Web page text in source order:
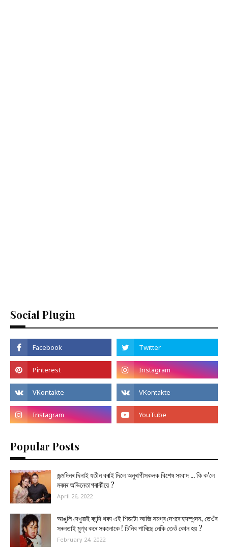
Social Plugin
Popular Posts
জন্মদিনৰ দিনাই যতীন বৰাই দিলে অনুৰাগীসকলক বিশেষ সংবাদ ... কি ক'লে
মৰমৰ অভিনেতাগৰাকীয়ে ?
April 26, 2022
আঙুলি দেখুৱাই কান্দি থকা এই শিশুটো আজি সমগ্ৰ দেশৰে হৃদস্পন্দন, তেওঁৰ
সৰলতাই মুগ্ধ কৰে সকলোকে ! চিনিব পাৰিছে নেকি তেওঁ কোন হয় ?
February 24, 2022